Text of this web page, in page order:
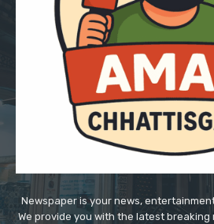
Newspaper is your news,
We provide you with the latest